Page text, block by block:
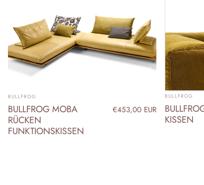
ANBIETER:
BULLFROG
BULLFROG MOBA
RÜCKEN
FUNKTIONSKISSEN
€453,00 EUR
ANBIETER:
BULLFROG
KISSEN